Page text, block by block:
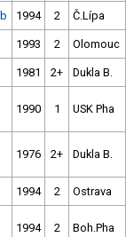
1994 2 Č.Lípa
1993 2 Olomouc
1981 2+ Dukla B.
1990 1 USK Pha
1976 2+ Dukla B.
1994 2 Ostrava
1994 2 Boh.Pha